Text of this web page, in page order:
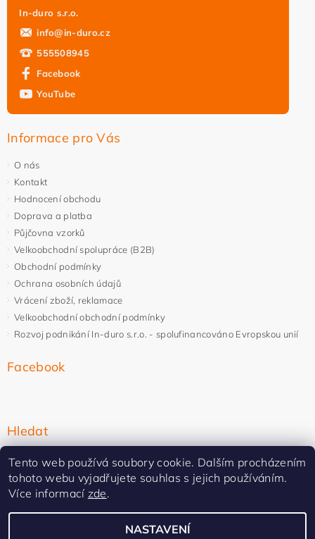
In-duro s.r.o.
info@in-duro.cz
555508945
Facebook
YouTube
Informace pro Vás
O nás
Kontakt
Hodnocení obchodu
Doprava a platba
Půjčovna vzorků
Velkoobchodní spolupráce (B2B)
Obchodní podmínky
Ochrana osobních údajů
Vrácení zboží, reklamace
Velkoobchodní obchodní podmínky
Rozvoj podnikání In-duro s.r.o. - spolufinancováno Evropskou unií
Facebook
Hledat
Tento web používá soubory cookie. Dalším procházením
tohoto webu vyjadřujete souhlas s jejich používáním.
Více informací zde.
NASTAVENÍ